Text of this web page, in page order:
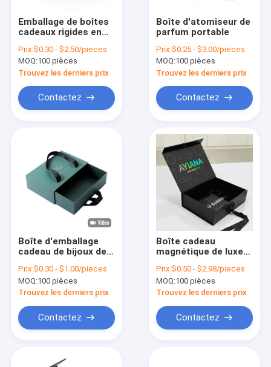
Emballage de boîtes
cadeaux rigides en
Prix:$0.30 - $2.50/pieces
MOQ:100 pièces
Trouvez les derniers prix
Contactez
Boîte d'atomiseur de
parfum portable
Prix:$0.25 - $3.00/pieces
MOQ:100 pièces
Trouvez les derniers prix
Contactez
Boîte d'emballage
cadeau de bijoux de
Prix:$0.30 - $1.00/pieces
MOQ:100 pièces
Trouvez les derniers prix
Contactez
Boîte cadeau
magnétique de luxe
Prix:$0.50 - $2.98/pieces
MOQ:100 pièces
Trouvez les derniers prix
Contactez